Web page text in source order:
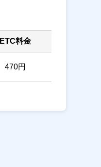
ETC料金
470円